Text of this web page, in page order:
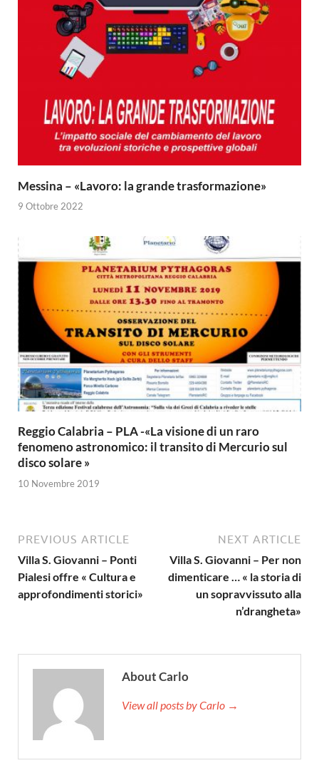
Messina – «Lavoro: la grande trasformazione»
9 Ottobre 2022
Reggio Calabria – PLA -«La visione di un raro
fenomeno astronomico: il transito di Mercurio sul
disco solare »
10 Novembre 2019
PREVIOUS ARTICLE
Villa S. Giovanni – Ponti
Pialesi offre « Cultura e
approfondimenti storici»
NEXT ARTICLE
Villa S. Giovanni – Per non
dimenticare … « la storia di
un sopravvissuto alla
n’drangheta»
About Carlo
View all posts by Carlo →